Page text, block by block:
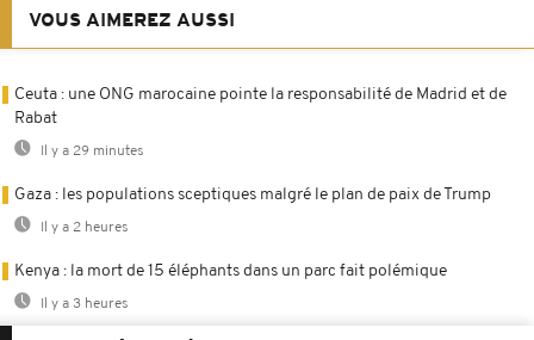
VOUS AIMEREZ AUSSI
Ceuta : une ONG marocaine pointe la responsabilité de Madrid et de
Rabat
Il y a 29 minutes
Gaza : les populations sceptiques malgré le plan de paix de Trump
Il y a 2 heures
Kenya : la mort de 15 éléphants dans un parc fait polémique
Il y a 3 heures